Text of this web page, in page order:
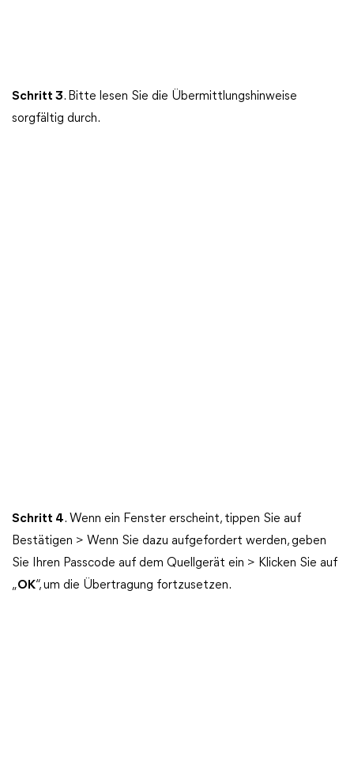
Schritt 3. Bitte lesen Sie die Übermittlungshinweise
sorgfältig durch.
Schritt 4. Wenn ein Fenster erscheint, tippen Sie auf
Bestätigen > Wenn Sie dazu aufgefordert werden, geben
Sie Ihren Passcode auf dem Quellgerät ein > Klicken Sie auf
„OK“, um die Übertragung fortzusetzen.